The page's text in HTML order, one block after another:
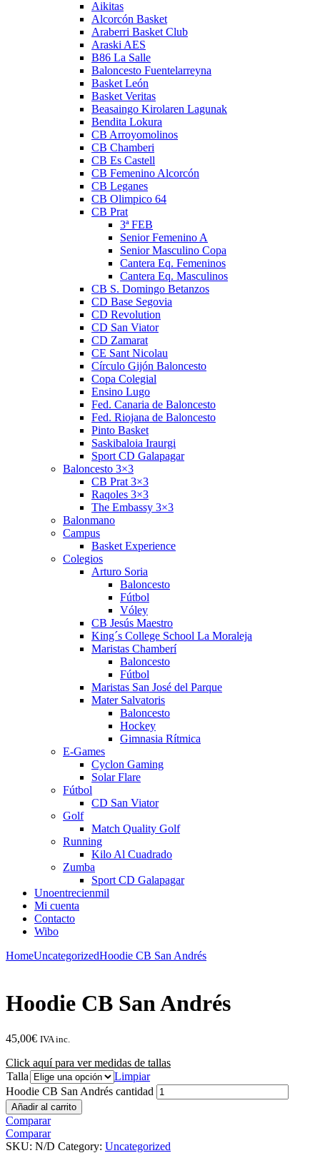
Aikitas
Alcorcón Basket
Araberri Basket Club
Araski AES
B86 La Salle
Baloncesto Fuentelarreyna
Basket León
Basket Veritas
Beasaingo Kirolaren Lagunak
Bendita Lokura
CB Arroyomolinos
CB Chamberi
CB Es Castell
CB Femenino Alcorcón
CB Leganes
CB Olimpico 64
CB Prat
3ª FEB
Senior Femenino A
Senior Masculino Copa
Cantera Eq. Femeninos
Cantera Eq. Masculinos
CB S. Domingo Betanzos
CD Base Segovia
CD Revolution
CD San Viator
CD Zamarat
CE Sant Nicolau
Círculo Gijón Baloncesto
Copa Colegial
Ensino Lugo
Fed. Canaria de Baloncesto
Fed. Riojana de Baloncesto
Pinto Basket
Saskibaloia Iraurgi
Sport CD Galapagar
Baloncesto 3×3
CB Prat 3×3
Raqoles 3×3
The Embassy 3×3
Balonmano
Campus
Basket Experience
Colegios
Arturo Soria
Baloncesto
Fútbol
Vóley
CB Jesús Maestro
King´s College School La Moraleja
Maristas Chamberí
Baloncesto
Fútbol
Maristas San José del Parque
Mater Salvatoris
Baloncesto
Hockey
Gimnasia Rítmica
E-Games
Cyclon Gaming
Solar Flare
Fútbol
CD San Viator
Golf
Match Quality Golf
Running
Kilo Al Cuadrado
Zumba
Sport CD Galapagar
Unoentrecienmil
Mi cuenta
Contacto
Wibo
HomeUncategorizedHoodie CB San Andrés
Hoodie CB San Andrés
45,00€ IVA inc.
Click aquí para ver medidas de tallas
Talla
Limpiar
Hoodie CB San Andrés cantidad
Añadir al carrito
Comparar
Comparar
SKU: N/D Category: Uncategorized